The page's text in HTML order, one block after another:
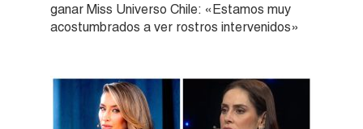
ganar Miss Universo Chile: «Estamos muy
acostumbrados a ver rostros intervenidos»